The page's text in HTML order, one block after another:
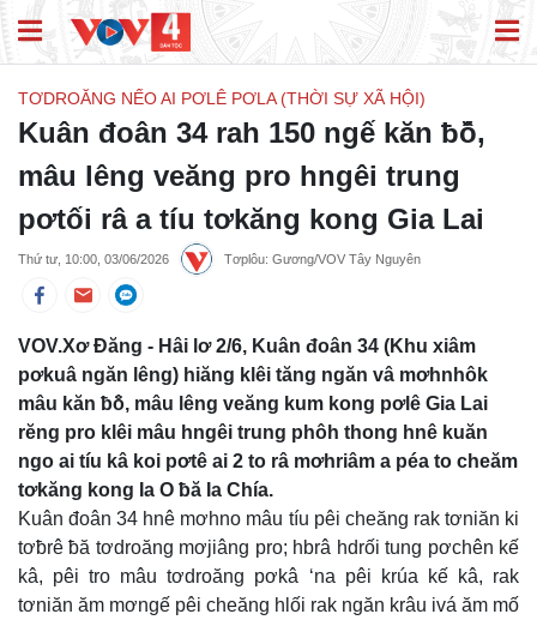
TƠDROĂNG NẾO AI PƠLÊ PƠLA (THỜI SỰ XÃ HỘI)
Kuân đoân 34 rah 150 ngế kăn ƀô̆,
mâu lêng veăng pro hngêi trung
pơtối râ a tíu tơkăng kong Gia Lai
Thứ tư, 10:00, 03/06/2026 Tơplôu: Gương/VOV Tây Nguyên
VOV.Xơ Đăng - Hâi lơ 2/6, Kuân đoân 34 (Khu xiâm
pơkuâ ngăn lêng) hiăng klêi tăng ngăn vâ mơhnhôk
mâu kăn ƀô̆, mâu lêng veăng kum kong pơlê Gia Lai
rĕng pro klêi mâu hngêi trung phôh thong hnê kuăn
ngo ai tíu kâ koi pơtê ai 2 to râ mơhriâm a péa to cheăm
tơkăng kong Ia O ƀă Ia Chía.
Kuân đoân 34 hnê mơhno mâu tíu pêi cheăng rak tơniăn ki
tơƀrê ƀă tơdroăng mơjiâng pro; hbrâ hdrối tung pơchên kế
kâ, pêi tro mâu tơdroăng pơkâ ‘na pêi krúa kế kâ, rak
tơniăn ăm mơngế pêi cheăng hlối rak ngăn krâu ivá ăm mố